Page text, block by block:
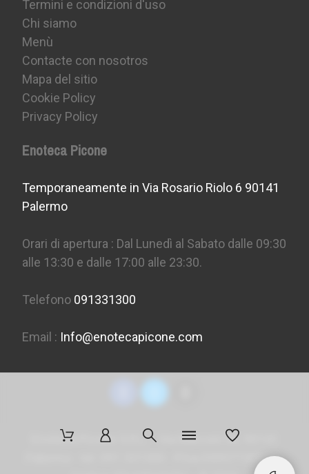
Termini e condizioni d'uso
Chi siamo
Menù
Contacte con nosotros
Mapa del sitio
Cookie Policy
Privacy Policy
Enoteca Picone
Temporaneamente in Via Rosario Riolo 6 90141
Palermo
Orari di apertura : Dal Lunedì al Sabato dalle 09:30
alle 13:30 e dalle 17:00 alle 23:30.
Telefono 091331300
Email : Info@enotecapicone.com
Enoteca Picone S.R.L. - Via Marconi 36, 90141
Palermo - tel. 091 331300 - P.Iva 05957150823 -